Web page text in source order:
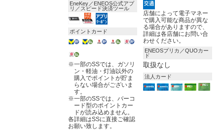
EneKey／ENEOS公式アプ
リ／スピード決済ツール
ポイントカード
※一部のSSでは、ガソリ
ン・軽油・灯油以外の
購入でポイントが貯ま
らない場合がございま
す。
※一部のSSでは、バーコ
ード型のポイントカー
ドが読み込めません。
各詳細はSSに直接ご確認
お願い致します。
店舗によって電子マネー
で購入可能な商品が異な
る場合がありますので、
詳細は各店舗にお問い合
わせください。
ENEOSプリカ／QUOカー
ド
取扱なし
法人カード